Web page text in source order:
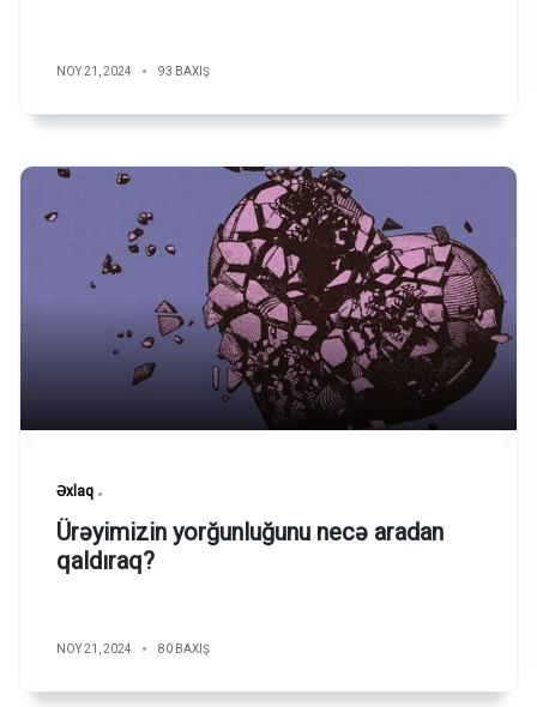
NOY 21, 2024 93 BAXIŞ
Əxlaq
Ürəyimizin yorğunluğunu necə aradan
qaldıraq?
NOY 21, 2024 80 BAXIŞ